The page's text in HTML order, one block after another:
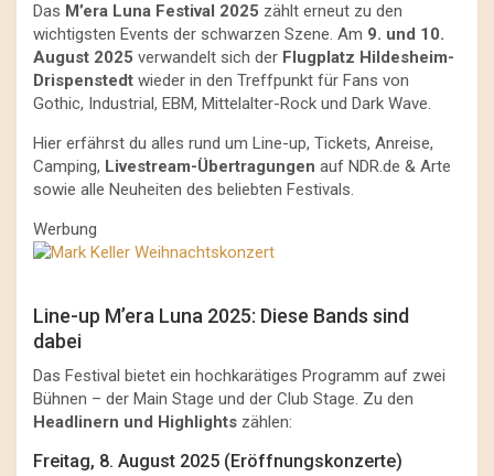
Das M’era Luna Festival 2025 zählt erneut zu den
wichtigsten Events der schwarzen Szene. Am 9. und 10.
August 2025 verwandelt sich der Flugplatz Hildesheim-
Drispenstedt wieder in den Treffpunkt für Fans von
Gothic, Industrial, EBM, Mittelalter-Rock und Dark Wave.
Hier erfährst du alles rund um Line-up, Tickets, Anreise,
Camping, Livestream-Übertragungen auf NDR.de & Arte
sowie alle Neuheiten des beliebten Festivals.
Werbung
Line-up M’era Luna 2025: Diese Bands sind
dabei
Das Festival bietet ein hochkarätiges Programm auf zwei
Bühnen – der Main Stage und der Club Stage. Zu den
Headlinern und Highlights zählen:
Freitag, 8. August 2025 (Eröffnungskonzerte)